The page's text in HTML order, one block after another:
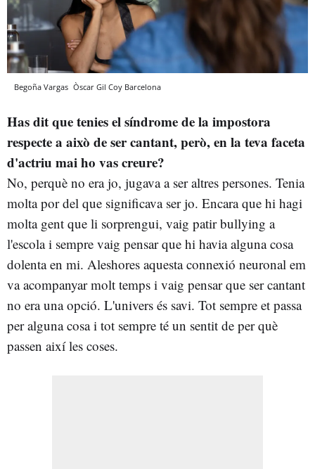
Begoña Vargas Òscar Gil Coy Barcelona
Has dit que tenies el síndrome de la impostora
respecte a això de ser cantant, però, en la teva faceta
d'actriu mai ho vas creure?
No, perquè no era jo, jugava a ser altres persones. Tenia
molta por del que significava ser jo. Encara que hi hagi
molta gent que li sorprengui, vaig patir bullying a
l'escola i sempre vaig pensar que hi havia alguna cosa
dolenta en mi. Aleshores aquesta connexió neuronal em
va acompanyar molt temps i vaig pensar que ser cantant
no era una opció. L'univers és savi. Tot sempre et passa
per alguna cosa i tot sempre té un sentit de per què
passen així les coses.